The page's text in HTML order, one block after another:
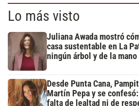
Lo más visto
Juliana Awada mostró
casa sustentable en La
ningún árbol y de la
Desde Punta Cana,
Martín Pepa y se
falta de lealtad ni de